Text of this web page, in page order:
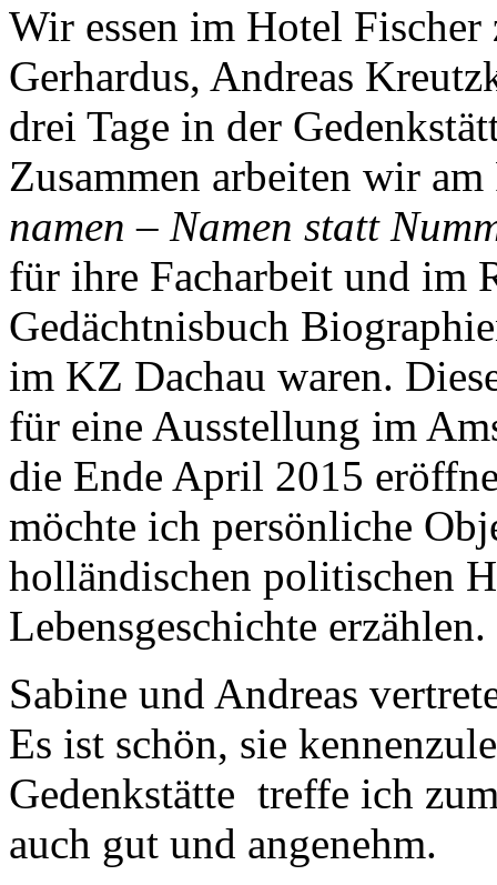
Wir essen im Hotel
Gerhardus, Andreas
drei Tage in der
Zusammen arbeiten wir
namen – Namen statt
für ihre Facharbeit und im
Gedächtnisbuch
im KZ Dachau waren.
für eine Ausstellung im
die Ende April 2015
möchte ich persönliche
holländischen politischen
Lebensgeschichte erzählen.
Sabine und Andreas
Es ist schön, sie
Gedenkstätte treffe ich
auch gut und angenehm.